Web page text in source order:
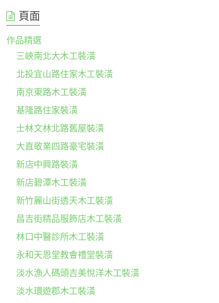
頁面
作品精選
三峽南北大木工裝潢
北投宜山路住家木工裝潢
南京東路木工裝潢
基隆路住家裝潢
士林文林北路舊屋裝潢
大直敬業四路豪宅裝潢
新店中興路裝潢
新店碧潭木工裝潢
新竹麗山街透天木工裝潢
昌吉街精品服飾店木工裝潢
林口中醫診所木工裝潢
永和天恩堂教會禮堂裝潢
淡水漁人碼頭吉美悅洋木工裝潢
淡水環遊郡木工裝潢